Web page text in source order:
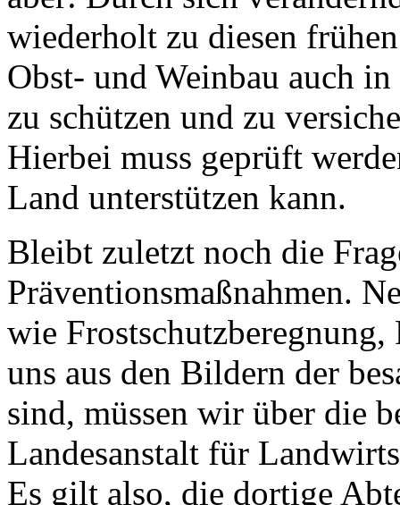
wiederholt zu diesen
Obst- und Weinbau auch
zu schützen und zu
Hierbei muss geprüft
Land unterstützen kann.
Bleibt zuletzt noch die
Präventionsmaßnahmen.
wie Frostschutzberegnung,
uns aus den Bildern der
sind, müssen wir über die
Landesanstalt für
Es gilt also, die dortige